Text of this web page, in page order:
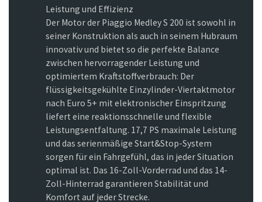
Leistung und Effizienz
Der Motor der Piaggio Medley S 200 ist sowohl in
seiner Konstruktion als auch in seinem Hubraum
innovativ und bietet so die perfekte Balance
zwischen hervorragender Leistung und
optimiertem Kraftstoffverbrauch: Der
flüssigkeitsgekühlte Einzylinder-Viertaktmotor
nach Euro 5+ mit elektronischer Einspritzung
liefert eine reaktionsschnelle und flexible
Leistungsentfaltung. 17,7 PS maximale Leistung
und das serienmäßige Start&Stop-System
sorgen für ein Fahrgefühl, das in jeder Situation
optimal ist. Das 16-Zoll-Vorderrad und das 14-
Zoll-Hinterrad garantieren Stabilität und
Komfort auf jeder Strecke.